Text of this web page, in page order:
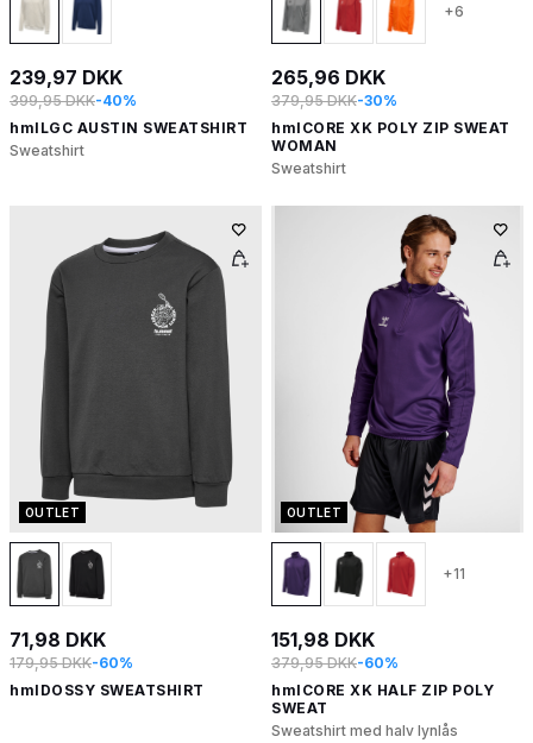
239,97 DKK
399,95 DKK-40%
hmlLGC AUSTIN SWEATSHIRT
Sweatshirt
+6
265,96 DKK
379,95 DKK-30%
hmlCORE XK POLY ZIP SWEAT
WOMAN
Sweatshirt
OUTLET
71,98 DKK
179,95 DKK-60%
hmlDOSSY SWEATSHIRT
OUTLET
+11
151,98 DKK
379,95 DKK-60%
hmlCORE XK HALF ZIP POLY
SWEAT
Sweatshirt med halv lynlås